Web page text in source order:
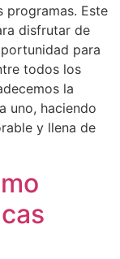
programas. Este
disfrutar de
para
todos los
la
uno, haciendo
y llena de